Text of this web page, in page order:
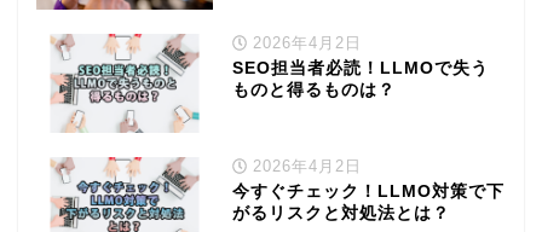
2026年4月2日
SEO担当者必読！LLMOで失う
ものと得るものは？
2026年4月2日
今すぐチェック！LLMO対策で下
がるリスクと対処法とは？